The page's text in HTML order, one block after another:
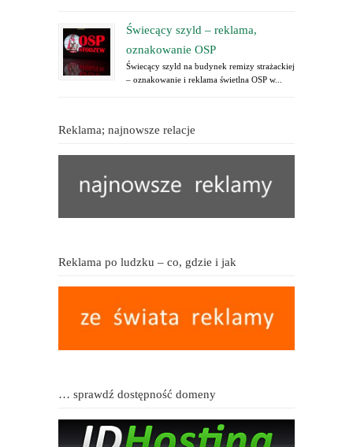
Świecący szyld – reklama,
oznakowanie OSP
Świecący szyld na budynek remizy strażackiej
– oznakowanie i reklama świetlna OSP w...
Reklama; najnowsze relacje
Reklama po ludzku – co, gdzie i jak
… sprawdź dostępność domeny